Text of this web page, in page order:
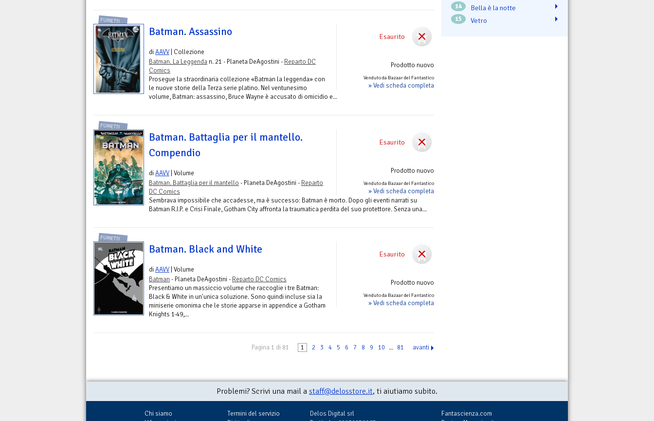
Esaurito
Prodotto nuovo
Venduto da Bazaar del Fantastico
» Vedi scheda completa
FUMETTI
Batman. Assassino
diAAVV | Collezione
Batman. La Leggenda n. 21 - Planeta DeAgostini - Reparto DC
Comics
Prosegue la straordinaria collezione «Batman la leggenda» con
le nuove storie della Terza serie platino. Nel ventunesimo
volume, Batman: assassino, Bruce Wayne è accusato di omicidio e...
Esaurito
Prodotto nuovo
Venduto da Bazaar del Fantastico
» Vedi scheda completa
FUMETTI
Batman. Battaglia per il mantello.
Compendio
diAAVV | Volume
Batman. Battaglia per il mantello - Planeta DeAgostini - Reparto
DC Comics
Sembrava impossibile che accadesse, ma è successo: Batman è morto. Dopo gli eventi narrati su
Batman R.I.P. e Crisi Finale, Gotham City affronta la traumatica perdita del suo protettore. Senza una...
Esaurito
Prodotto nuovo
Venduto da Bazaar del Fantastico
» Vedi scheda completa
FUMETTI
Batman. Black and White
diAAVV | Volume
Batman - Planeta DeAgostini - Reparto DC Comics
Presentiamo un massiccio volume che raccoglie i tre Batman:
Black & White in un'unica soluzione. Sono quindi incluse sia la
miniserie omonima che le storie apparse in appendice a Gotham
Knights 1-49,...
Pagina 1 di 81 1 2 3 4 5 6 7 8 9 10 ... 81 avanti
14 Bella è la notte
15 Vetro
Problemi? Scrivi una mail a staff@delosstore.it, ti aiutiamo subito.
Chi siamo
Termini del servizio
Delos Digital srl
Fantascienza.com